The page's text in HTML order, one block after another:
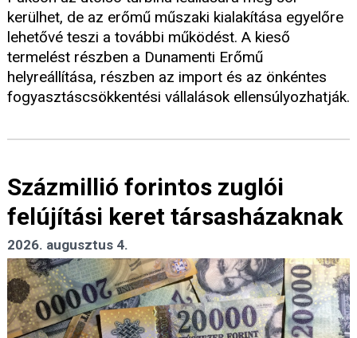
kerülhet, de az erőmű műszaki kialakítása egyelőre
lehetővé teszi a további működést. A kieső
termelést részben a Dunamenti Erőmű
helyreállítása, részben az import és az önkéntes
fogyasztáscsökkentési vállalások ellensúlyozhatják.
Százmillió forintos zuglói
felújítási keret társasházaknak
2026. augusztus 4.